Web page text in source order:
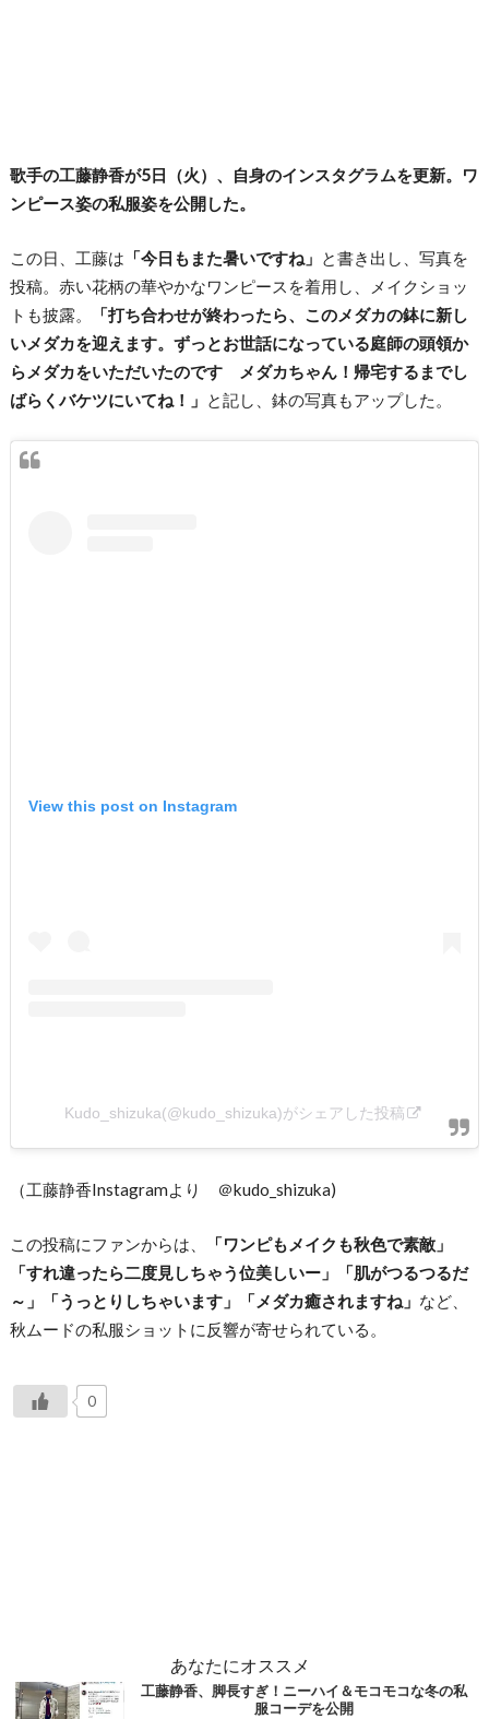
歌手の工藤静香が5日（火）、自身のインスタグラムを更新。ワ
ンピース姿の私服姿を公開した。
この日、工藤は 「今日もまた暑いですね」 と書き出し、写真を
投稿。赤い花柄の華やかなワンピースを着用し、メイクショッ
トも披露。
「打ち合わせが終わったら、このメダカの鉢に新し
いメダカを迎えます。ずっとお世話になっている庭師の頭領か
らメダカをいただいたのです メダカちゃん！帰宅するまでし
ばらくバケツにいてね！」 と記し、鉢の写真もアップした。
View this post on Instagram
Kudo_shizuka(@kudo_shizuka)がシェアした投稿
（工藤静香Instagramより ＠kudo_shizuka)
この投稿にファンからは、
「ワンピもメイクも秋色で素敵」
「すれ違ったら二度見しちゃう位美しいー」「肌がつるつるだ
～」「うっとりしちゃいます」「メダカ癒されますね」 など、
秋ムードの私服ショットに反響が寄せられている。
0
あなたにオススメ
工藤静香、脚長すぎ！ニーハイ＆モコモコな冬の私
服コーデを公開